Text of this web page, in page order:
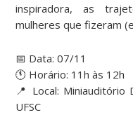
inspiradora, as
mulheres que fizeram
📅 Data: 07/11
🕚 Horário: 11h às 12h
📍 Local: Miniauditório
UFSC